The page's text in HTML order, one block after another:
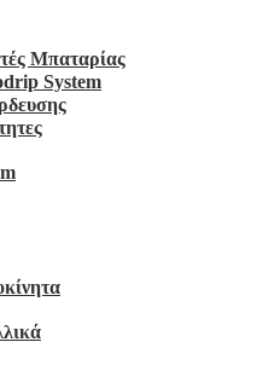
Μπαταρίας
System